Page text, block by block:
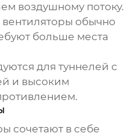
воздушному потоку.
обычно
больше места
для туннелей с
и высоким
сочетают в себе